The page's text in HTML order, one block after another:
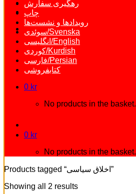
رهگیری سفارش
چاپ
رویدادها و نشست‌ها
سوئدی/Svenska
انگلیسی/English
کوردی/Kurdish
فارسی/Persian
کتابفروشی
0 kr
No products in the basket.
0 kr
No products in the basket.
Products tagged “اخلاق سیاسی”
Showing all 2 results